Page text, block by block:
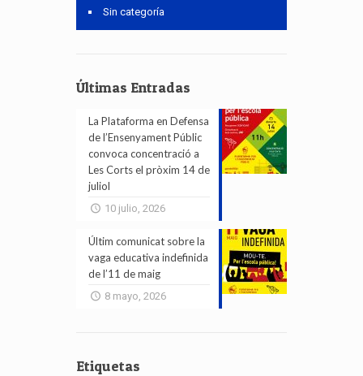
Sin categoría
Últimas Entradas
La Plataforma en Defensa
de l’Ensenyament Públic
convoca concentració a
Les Corts el pròxim 14 de
juliol
10 julio, 2026
Últim comunicat sobre la
vaga educativa indefinida
de l’11 de maig
8 mayo, 2026
Etiquetas